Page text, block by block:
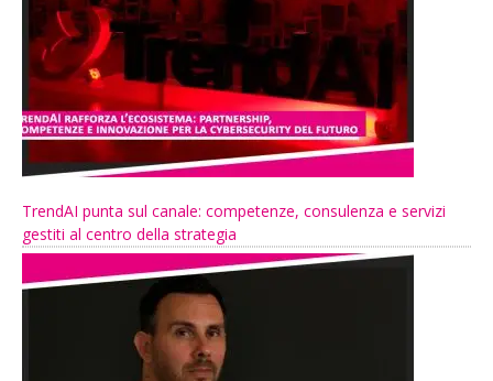
TrendAI punta sul canale: competenze, consulenza e servizi
gestiti al centro della strategia